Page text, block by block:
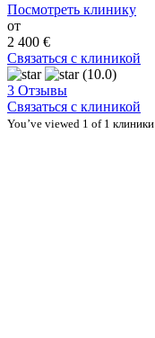
Посмотреть клинику
от
2 400 €
Связаться с клиникой
(10.0)
3 Отзывы
Связаться с клиникой
You’ve viewed 1 of 1 клиники